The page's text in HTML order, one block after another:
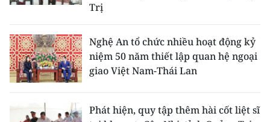
Trị
Nghệ An tổ chức nhiều hoạt động kỷ
niệm 50 năm thiết lập quan hệ ngoại
giao Việt Nam-Thái Lan
Phát hiện, quy tập thêm hài cốt liệt sĩ